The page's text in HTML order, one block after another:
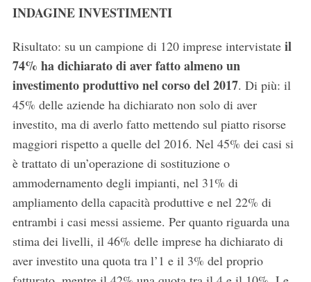
INDAGINE INVESTIMENTI
Risultato: su un campione di 120 imprese intervistate il
74% ha dichiarato di aver fatto almeno un
investimento produttivo nel corso del 2017. Di più: il
45% delle aziende ha dichiarato non solo di aver
investito, ma di averlo fatto mettendo sul piatto risorse
maggiori rispetto a quelle del 2016. Nel 45% dei casi si
è trattato di un’operazione di sostituzione o
ammodernamento degli impianti, nel 31% di
ampliamento della capacità produttive e nel 22% di
entrambi i casi messi assieme. Per quanto riguarda una
stima dei livelli, il 46% delle imprese ha dichiarato di
aver investito una quota tra l’1 e il 3% del proprio